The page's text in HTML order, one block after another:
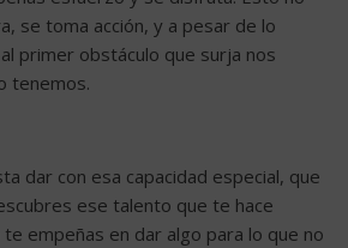
se toma acción, y a pesar de lo
primer obstáculo que surja nos
tenemos.
dar con esa capacidad especial, que
ese talento que te hace
te empeñas en dar algo para lo que no